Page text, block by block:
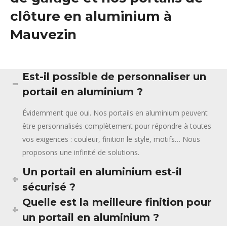
clôture en aluminium à
Mauvezin
Est-il possible de personnaliser un
portail en aluminium ?
Évidemment que oui. Nos portails en aluminium peuvent
être personnalisés complètement pour répondre à toutes
vos exigences : couleur, finition le style, motifs… Nous
proposons une infinité de solutions.
Un portail en aluminium est-il
sécurisé ?
Quelle est la meilleure finition pour
un portail en aluminium ?